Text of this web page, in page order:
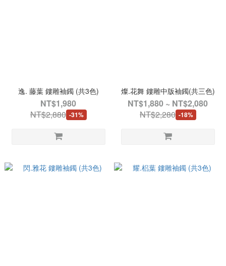
逸. 藤葉 鏤雕袖鐲 (共3色)
NT$1,980
NT$2,880 -31%
燦.花舞 鏤雕中版袖鐲(共三色)
NT$1,880 ~ NT$2,080
NT$2,280 -18%